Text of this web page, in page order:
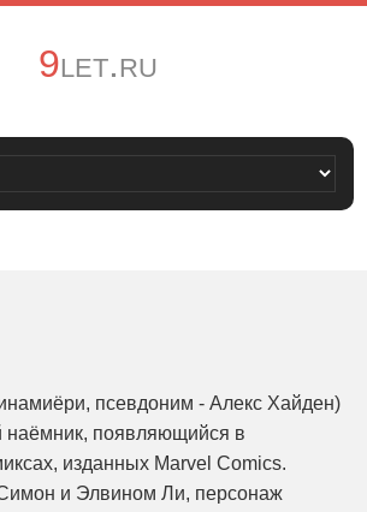
9let.ru
псевдоним - Алекс Хайден)
появляющийся в
изданных Marvel Comics.
и Элвином Ли, персонаж